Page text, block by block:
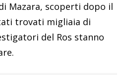
Mazara, scoperti dopo il
trovati migliaia di
del Ros stanno